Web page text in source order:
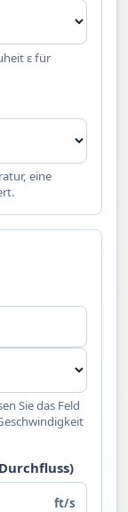
ε für
eine
Sie das Feld
ft/s